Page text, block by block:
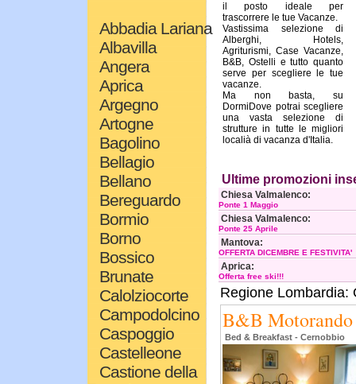
Abbadia Lariana
Albavilla
Angera
Aprica
Argegno
Artogne
Bagolino
Bellagio
Bellano
Bereguardo
Bormio
Borno
Bossico
Brunate
Calolziocorte
Campodolcino
Caspoggio
Castelleone
Castione della
il posto ideale per
trascorrere le tue Vacanze.
Vastissima selezione di
Alberghi, Hotels,
Agriturismi, Case Vacanze,
B&B, Ostelli e tutto quanto
serve per scegliere le tue
vacanze.
Ma non basta, su
DormiDove potrai scegliere
una vasta selezione di
strutture in tutte le migliori
localià di vacanza d'Italia.
Ultime promozioni
Chiesa Valmalenco:
Ponte 1 Maggio
Chiesa Valmalenco:
Ponte 25 Aprile
Mantova:
OFFERTA DICEMBRE E FESTIVITA'
Aprica:
Offerta free ski!!!
Regione Lombardia:
B&B Motorando
Bed & Breakfast - Cernobbio